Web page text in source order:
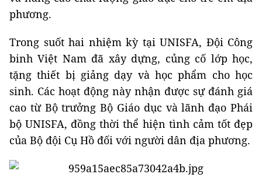
phương.
Trong suốt hai nhiệm kỳ tại UNISFA, Đội Công
binh Việt Nam đã xây dựng, củng cố lớp học,
tặng thiết bị giảng dạy và học phẩm cho học
sinh. Các hoạt động này nhận được sự đánh giá
cao từ Bộ trưởng Bộ Giáo dục và lãnh đạo Phái
bộ UNISFA, đồng thời thể hiện tình cảm tốt đẹp
của Bộ đội Cụ Hồ đối với người dân địa phương.